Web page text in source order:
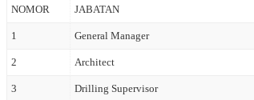
NOMOR JABATAN
1 General Manager
2 Architect
3 Drilling Supervisor